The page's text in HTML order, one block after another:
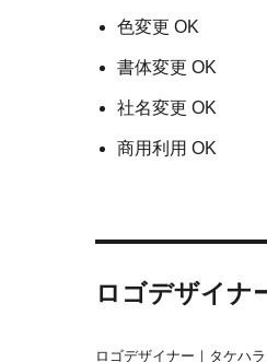
色変更 OK
書体変更 OK
社名変更 OK
商用利用 OK
ロゴデザイナ
ロゴデザイナー｜タケハラ